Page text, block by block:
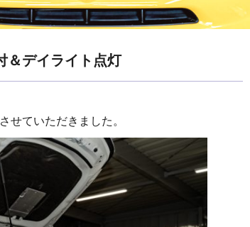
＆デイライト点灯
せていただきました。